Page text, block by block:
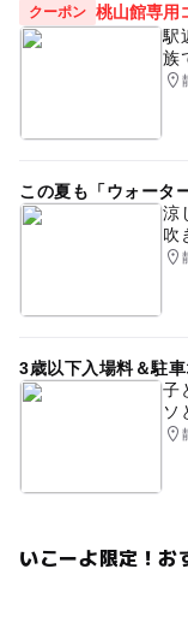
クーポン 桃山館専用
駅
族
この夏も「ウォータ
涼
吹
3歳以下入場料＆駐
子
ソ
いこーよ限定！お